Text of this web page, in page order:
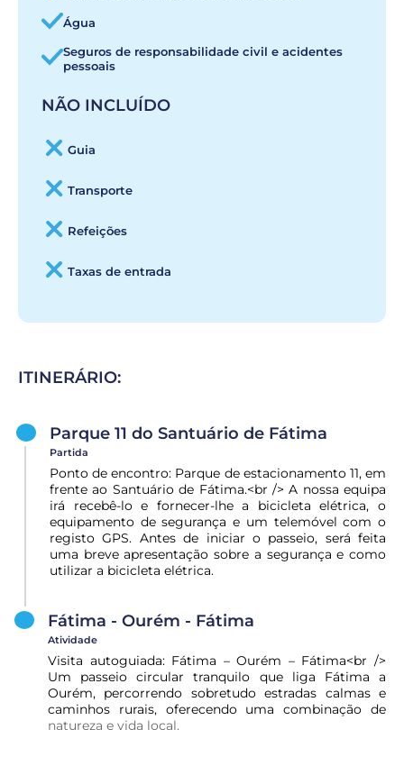
Água
Seguros de responsabilidade civil e acidentes
pessoais
NÃO INCLUÍDO
Guia
Transporte
Refeições
Taxas de entrada
ITINERÁRIO:
Parque 11 do Santuário de Fátima
Partida
Ponto de encontro: Parque de estacionamento 11, em
frente ao Santuário de Fátima.<br /> A nossa equipa
irá recebê-lo e fornecer-lhe a bicicleta elétrica, o
equipamento de segurança e um telemóvel com o
registo GPS. Antes de iniciar o passeio, será feita
uma breve apresentação sobre a segurança e como
utilizar a bicicleta elétrica.
Fátima - Ourém - Fátima
Atividade
Visita autoguiada: Fátima – Ourém – Fátima<br />
Um passeio circular tranquilo que liga Fátima a
Ourém, percorrendo sobretudo estradas calmas e
caminhos rurais, oferecendo uma combinação de
natureza e vida local.